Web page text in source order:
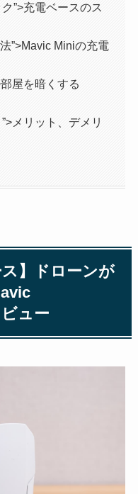
”>充電ベースのス
”>Mavic Miniの充電
屋を暗くする
メリット、デメリ
ス】ドローンが
ュー